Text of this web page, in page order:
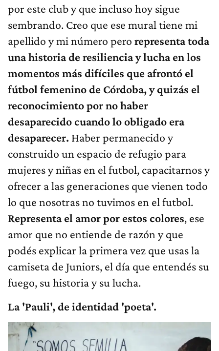
por este club y que incluso hoy sigue
sembrando. Creo que ese mural tiene mi
apellido y mi número pero representa toda
una historia de resiliencia y lucha en los
momentos más difíciles que afrontó el
fútbol femenino de Córdoba, y quizás el
reconocimiento por no haber
desaparecido cuando lo obligado era
desaparecer. Haber permanecido y
construido un espacio de refugio para
mujeres y niñas en el futbol, capacitarnos y
ofrecer a las generaciones que vienen todo
lo que nosotras no tuvimos en el futbol.
Representa el amor por estos colores, ese
amor que no entiende de razón y que
podés explicar la primera vez que usas la
camiseta de Juniors, el día que entendés su
fuego, su historia y su lucha.
La 'Pauli', de identidad 'poeta'.